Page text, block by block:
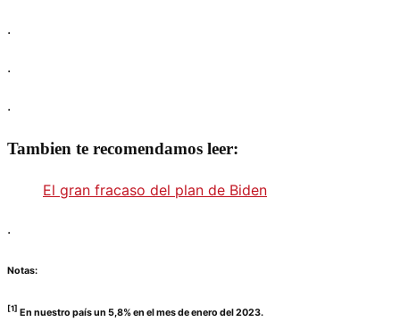
.
.
.
Tambien te recomendamos leer:
El gran fracaso del plan de Biden
.
Notas:
[1] En nuestro país un 5,8% en el mes de enero del 2023.